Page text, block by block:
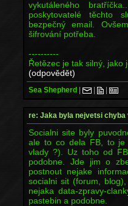
vykutáleného
poskytovatelé těchto
bezpečný email.
šifrování potřeba.
----------
Řetězec je tak silný, jako
(odpovědět)
Sea Shepherd | | |
re: Jaka byla nejvetsi chyba
Socialni site byly
ale to co dela FB, to je
vlady ?). Uz toho od
podobne. Jde jim o
postnout nejake
socialni sit (forum,
nejaka data-zpravy-
pastebin a podobne.